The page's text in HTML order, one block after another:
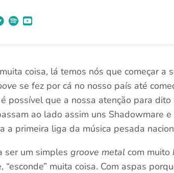
coisa, lá temos nós que começar
se fez por cá no nosso país até
possível que a nossa atenção para
ao lado assim uns Shadowmare e
a primeira liga da música pesada
ser um simples groove metal com muito
“esconde” muita coisa. Com aspas